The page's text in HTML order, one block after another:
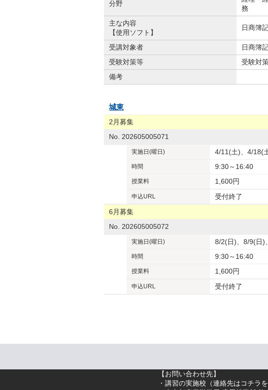
分野
務
主な内容
【使用ソフト】
日商簿
受講対象者
日商簿
受験対策等
受験対
備考
城東
2月募集
No. 202605005071
実施日 (曜日) 4/11(土)、4/18(
時間 9:30～16:40
授業料 1,600円
申込URL
受付終了
6月募集
No. 202605005072
実施日 (曜日) 8/2(日)、8/9(日)
時間 9:30～16:40
授業料 1,600円
申込URL 受付終了
【お問い合わせ先】
・講習の実施校（連絡先はコチラ